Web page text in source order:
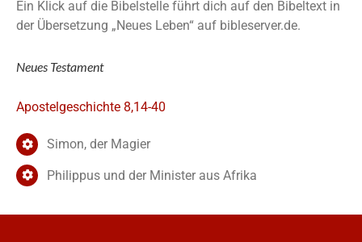
Ein Klick auf die Bibelstelle führt dich auf den Bibeltext in
der Übersetzung „Neues Leben“ auf bibleserver.de.
Neues Testament
Apostelgeschichte 8,14-40
Simon, der Magier
Philippus und der Minister aus Afrika